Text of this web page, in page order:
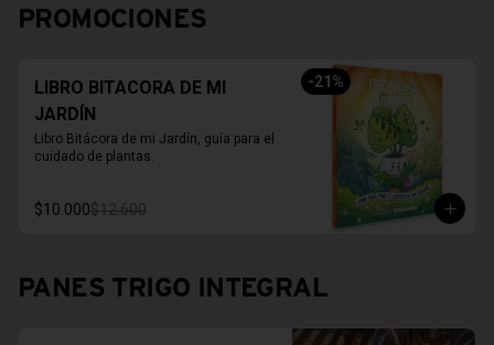
PROMOCIONES
-21 %
LIBRO BITACORA DE MI
JARDÍN
Libro Bitácora de mi Jardín, guía para el
cuidado de plantas.
$10.000$12.600
PANES TRIGO INTEGRAL